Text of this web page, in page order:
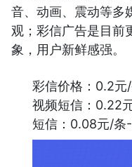
音、动画、震动等多
观；彩信广告是目前
象，用户新鲜感强。
彩信价格：0.2元
视频短信：0.22
短信：0.08元/条